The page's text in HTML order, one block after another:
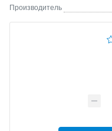
Производитель